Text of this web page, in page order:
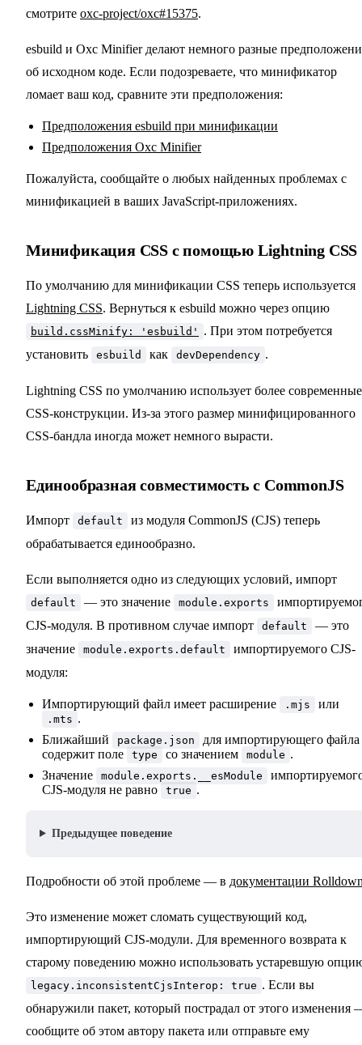
смотрите oxc-project/oxc#15375.
esbuild и Oxc Minifier делают немного разные
об исходном коде. Если подозреваете, что минификатор
ломает ваш код, сравните эти предположения:
Предположения esbuild при минификации
Предположения Oxc Minifier
Пожалуйста, сообщайте о любых найденных проблемах с
минификацией в ваших JavaScript-приложениях.
Минификация CSS с помощью Lightning CSS
По умолчанию для минификации CSS теперь используется
Lightning CSS. Вернуться к esbuild можно через опцию
build.cssMinify: 'esbuild'
. При этом потребуется
установить
esbuild как devDependency .
Lightning CSS по умолчанию использует более современные
CSS-конструкции. Из-за этого размер минифицированного
CSS-бандла иногда может немного вырасти.
Единообразная совместимость с CommonJS
Импорт default
из модуля CommonJS (CJS) теперь
обрабатывается единообразно.
Если выполняется одно из следующих условий, импорт
default — это значение module.exports
CJS-модуля. В противном случае импорт
default
— это
значение
module.exports.default
импортируемого CJS-
модуля:
Импортирующий файл имеет расширение .mjs или
.mts .
Ближайший
package.json
для импортирующего файла
содержит поле
type со значением module .
Значение
module.exports.__esModule
CJS-модуля не равно
true .
Предыдущее поведение
Подробности об этой проблеме — в документации
Это изменение может сломать существующий код,
импортирующий CJS-модули. Для временного возврата к
старому поведению можно использовать устаревшую
legacy.inconsistentCjsInterop: true . Если вы
обнаружили пакет, который пострадал от этого изменения
сообщите об этом автору пакета или отправьте ему